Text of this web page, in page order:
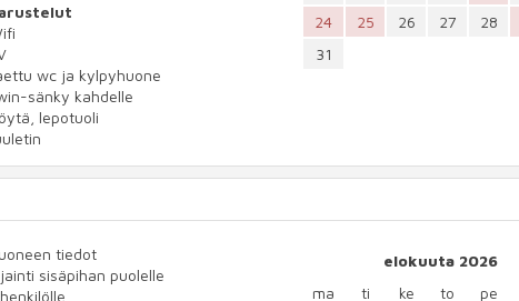
wc ja kylpyhuone
sänky kahdelle
lepotuoli
24
25 26 27 28
31
tiedot
sisäpihan puolelle
elokuuta 2026
ma
ti ke to pe